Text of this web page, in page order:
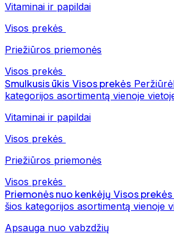
Vitaminai ir papildai
Visos prekės
Priežiūros priemonės
Visos prekės
Smulkusis ūkis Visos prekės
kategorijos asortimentą vienoje
Vitaminai ir papildai
Visos prekės
Priežiūros priemonės
Visos prekės
Priemonės nuo kenkėjų Visos prekės
šios kategorijos asortimentą vienoje
Apsauga nuo vabzdžių